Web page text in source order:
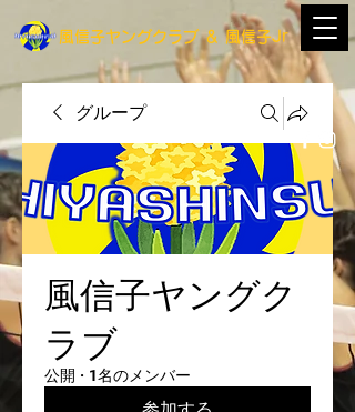
​風信子ヤングクラブ＆ ​風信子Jr
グループ
風信子ヤングク
ラブ
公開 · 1名のメンバー